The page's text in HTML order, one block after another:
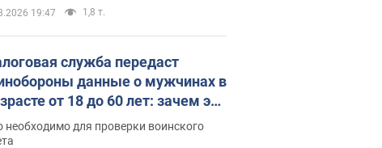
19:47 1,8 т.
служба передаст
данные о мужчинах в
от 18 до 60 лет: зачем это
необходимо для проверки воинского